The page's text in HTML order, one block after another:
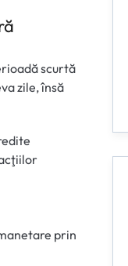
scurtă
zile, însă
prin